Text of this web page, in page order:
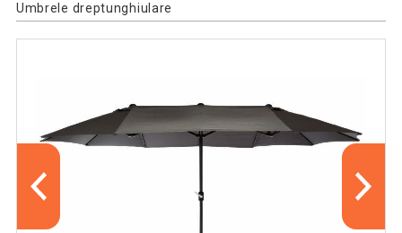
Umbrele dreptunghiulare